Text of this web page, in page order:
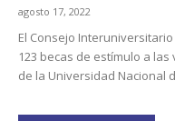
agosto 17, 2022
El Consejo
123 becas de estímulo a
de la Universidad Nacional